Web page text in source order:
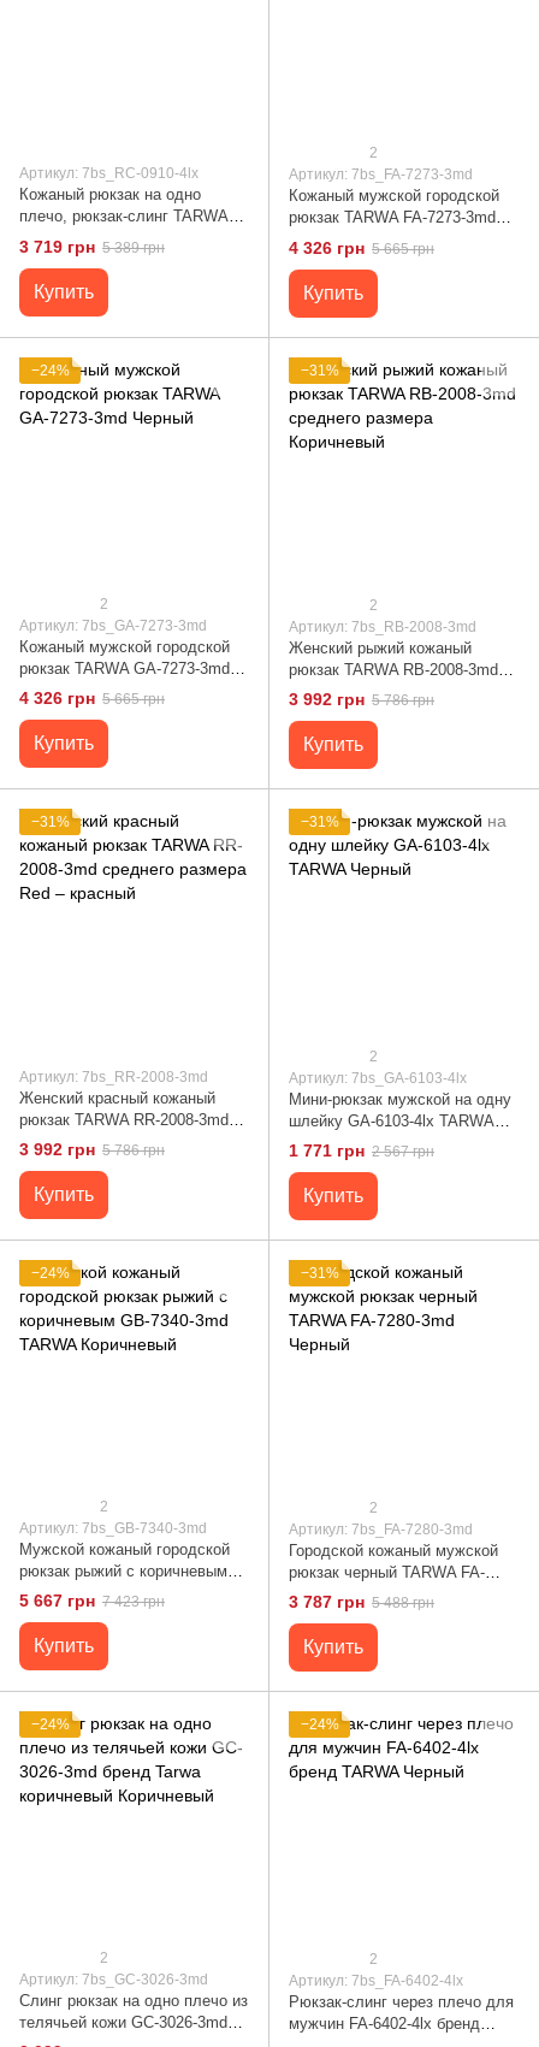
Артикул: 7bs_RC-0910-4lx
Кожаный рюкзак на одно
плечо, рюкзак-слинг TARWA
RC-0910-4lx Коричневый
3 719 грн 5 389 грн
Купить
2
Артикул: 7bs_FA-7273-3md
Кожаный мужcкой городской
рюкзак TARWA FA-7273-3md
Черный
4 326 грн 5 665 грн
Купить
−24%
2
Артикул: 7bs_GA-7273-3md
Кожаный мужской городской
рюкзак TARWA GA-7273-3md
Черный
4 326 грн 5 665 грн
Купить
−31%
2
Артикул: 7bs_RB-2008-3md
Женский рыжий кожаный
рюкзак TARWA RB-2008-3md
среднего размера Коричневый
3 992 грн 5 786 грн
Купить
−31%
Артикул: 7bs_RR-2008-3md
Женский красный кожаный
рюкзак TARWA RR-2008-3md
среднего размера Red –
красный
3 992 грн 5 786 грн
Купить
−31%
2
Артикул: 7bs_GA-6103-4lx
Мини-рюкзак мужской на одну
шлейку GA-6103-4lx TARWA
Черный
1 771 грн 2 567 грн
Купить
−24%
2
Артикул: 7bs_GB-7340-3md
Мужской кожаный городской
рюкзак рыжий с коричневым
GB-7340-3md TARWA
Коричневый
5 667 грн 7 423 грн
Купить
−31%
2
Артикул: 7bs_FA-7280-3md
Городской кожаный мужской
рюкзак черный TARWA FA-
7280-3md Черный
3 787 грн 5 488 грн
Купить
−24%
2
Артикул: 7bs_GC-3026-3md
Слинг рюкзак на одно плечо из
телячьей кожи GC-3026-3md
−24%
2
Артикул: 7bs_FA-6402-4lx
Рюкзак-слинг через плечо для
мужчин FA-6402-4lx бренд